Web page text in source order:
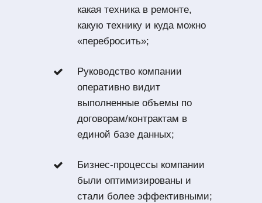
какая техника в ремонте,
какую технику и куда можно
«перебросить»;
Руководство компании
оперативно видит
выполненные объемы по
договорам/контрактам в
единой базе данных;
Бизнес-процессы компании
были оптимизированы и
стали более эффективными;